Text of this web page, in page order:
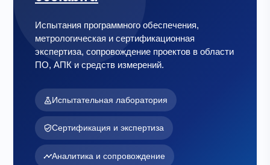
Испытания программного обеспечения,
метрологическая и сертификационная
экспертиза, сопровождение проектов в области
ПО, АПК и средств измерений.
Испытательная лаборатория
Сертификация и экспертиза
Аналитика и сопровождение